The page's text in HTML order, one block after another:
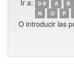
Ir a: 0-9 A B
N
O P
O introducir las